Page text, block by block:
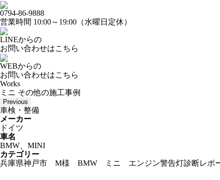
0794-86-9888
営業時間 10:00～19:00（水曜日定休）
LINEからの
お問い合わせはこちら
WEBからの
お問い合わせはこちら
Works
ミニ その他の施工事例
Previous
車検・整備
メーカー
ドイツ
車名
BMW、MINI
カテゴリー
兵庫県神戸市 M様 BMW ミニ エンジン警告灯診断レポー